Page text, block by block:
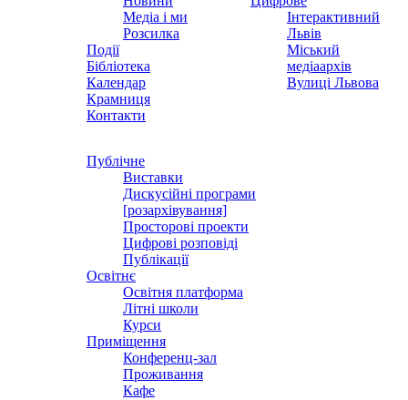
Медіа і ми
Розсилка
Події
Бібліотека
Календар
Крамниця
Контакти
Інтерактивний
Львів
Міський
медіаархів
Вулиці Львова
Публічне
Виставки
Дискусійні програми
[розархівування]
Просторові проекти
Цифрові розповіді
Публікації
Освітнє
Освітня платформа
Літні школи
Курси
Приміщення
Конференц-зал
Проживання
Кафе